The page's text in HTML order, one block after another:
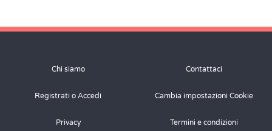
Chi siamo Contattaci
Registrati o Accedi Cambia impostazioni Cookie
Privacy Termini e condizioni